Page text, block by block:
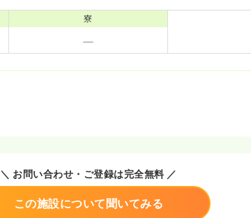
寮
＼ お問い合わせ・ご登録は完全無料 ／
この施設について聞いてみる